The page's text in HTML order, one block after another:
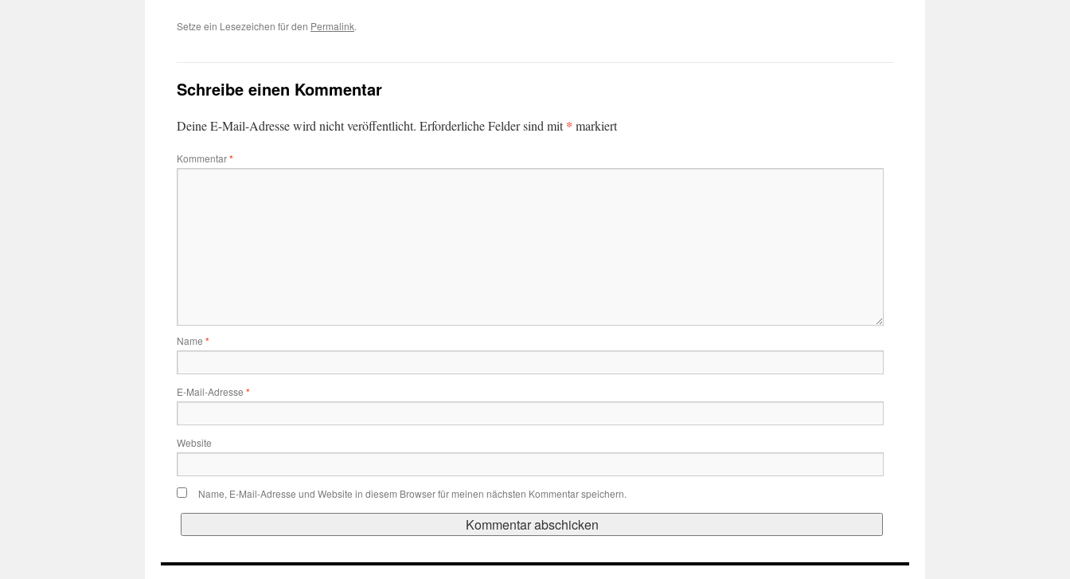
Setze ein Lesezeichen für den Permalink.
Schreibe einen Kommentar
Deine E-Mail-Adresse wird nicht veröffentlicht. Erforderliche Felder sind mit* markiert
Kommentar*
Name *
E-Mail-Adresse *
Website
Name, E-Mail-Adresse und Website in diesem Browser für meinen nächsten Kommentar speichern.